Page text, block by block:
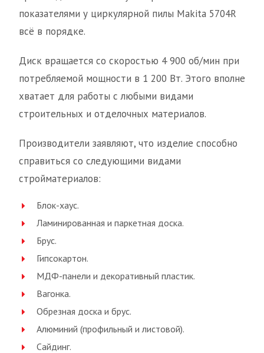
показателями у циркулярной пилы Makita 5704R
всё в порядке.
Диск вращается со скоростью 4 900 об/мин при
потребляемой мощности в 1 200 Вт. Этого вполне
хватает для работы с любыми видами
строительных и отделочных материалов.
Производители заявляют, что изделие способно
справиться со следующими видами
стройматериалов:
Блок-хаус.
Ламинированная и паркетная доска.
Брус.
Гипсокартон.
МДФ-панели и декоративный пластик.
Вагонка.
Обрезная доска и брус.
Алюминий (профильный и листовой).
Сайдинг.